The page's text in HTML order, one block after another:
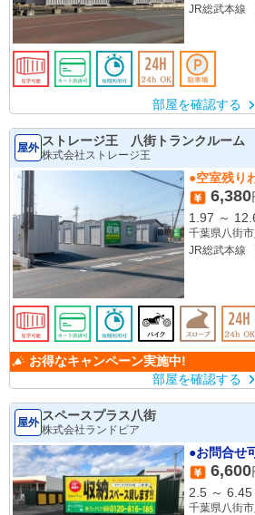
JR総武本線
部屋を確認する
屋外 ストレージ王 八街トランクルーム
株式会社ストレージ王
●空室残り
6,380
1.97 ～
千葉県八街
JR総武本線
お得なキャンペーン実施中!
部屋を確認する
屋外 スペースプラス八街
株式会社ランドピア
●お問合せ
6,600
2.5 ～ 6.45
千葉県八街